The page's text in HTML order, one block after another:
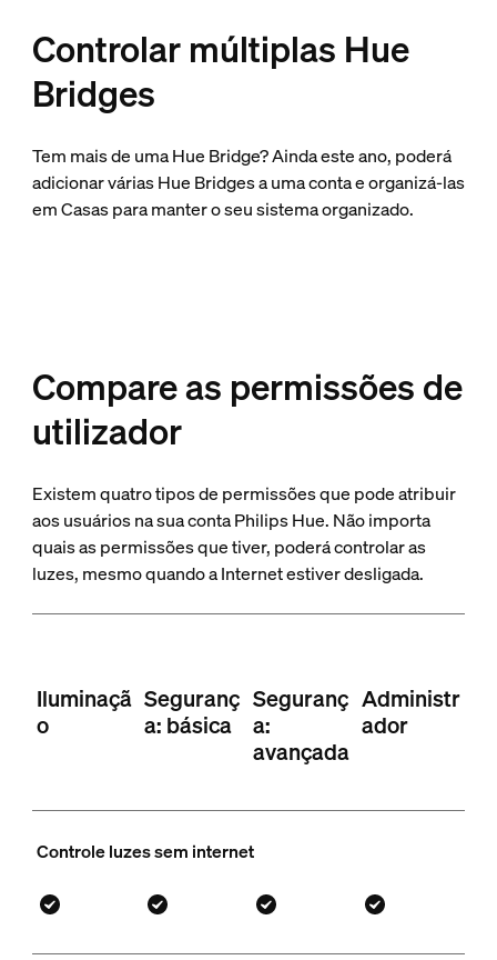
Controlar múltiplas Hue
Bridges
Tem mais de uma Hue Bridge? Ainda este ano, poderá
adicionar várias Hue Bridges a uma conta e organizá-las
em Casas para manter o seu sistema organizado.
Compare as permissões de
utilizador
Existem quatro tipos de permissões que pode atribuir
aos usuários na sua conta Philips Hue. Não importa
quais as permissões que tiver, poderá controlar as
luzes, mesmo quando a Internet estiver desligada.
Iluminaçã
o
Seguranç
a: básica
Seguranç
a:
avançada
Administr
ador
Controle luzes sem internet